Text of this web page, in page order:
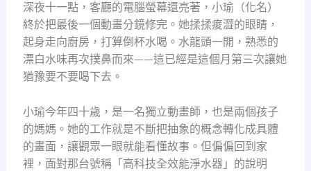
深夜十一點，客廳的電腦螢幕還亮著，小瑜（化名）
終於把最後一個動畫分鏡修完。她揉揉痠澀的眼睛，
起身走向廚房，打算倒杯水喝。水龍頭一開，熟悉的
漂白水味再次撲鼻而來——這已經是這個月第三次讓她
猶豫要不要喝下去。
小瑜今年四十歲，是一名獨立動畫師，也是兩個孩子
的媽媽。她的工作就是不斷把抽象的概念轉化成具體
的畫面，讓觀眾一眼就能看懂故事。但偏偏回到家
裡，面對那台號稱「高科技全效能淨水器」的說明